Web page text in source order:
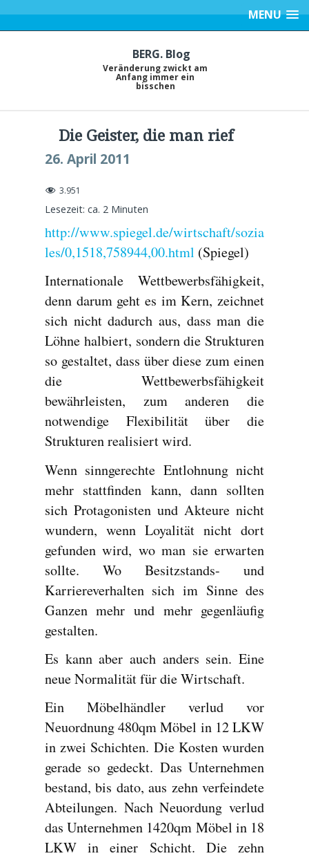
MENU
BERG. Blog
Veränderung zwickt am
Anfang immer ein
bisschen
Die Geister, die man rief
26. April 2011
3.951
Lesezeit: ca. 2 Minuten
http://www.spiegel.de/wirtschaft/sozia
les/0,1518,758944,00.html (Spiegel)
Internationale Wettbewerbsfähigkeit,
denn darum geht es im Kern, zeichnet
sich nicht dadurch aus, dass man die
Löhne halbiert, sondern die Strukturen
so gestaltet, dass über diese zum einen
die Wettbewerbsfähigkeit
bewährleisten, zum anderen die
notwendige Flexibilität über die
Strukturen realisiert wird.
Wenn sinngerechte Entlohnung nicht
mehr stattfinden kann, dann sollten
sich Protagonisten und Akteure nicht
wundern, wenn Loyalität nicht dort
gefunden wird, wo man sie erwarten
sollte. Wo Besitzstands- und
Karriereverhalten sich im Sinne des
Ganzen mehr und mehr gegenläufig
gestalten.
Es kann aber auch anders sein. Eine
neue Normalität für die Wirtschaft.
Ein Möbelhändler verlud vor
Neuordnung 480qm Möbel in 12 LKW
in zwei Schichten. Die Kosten wurden
gerade so gedeckt. Das Unternehmen
bestand, bis dato, aus zehn verfeindete
Abteilungen. Nach Neuordung verlud
das Unternehmen 1420qm Möbel in 18
LKW in einer Schicht. Die zehn